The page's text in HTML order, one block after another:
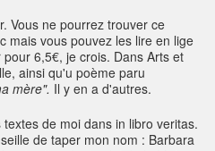
Vous ne pourrez trouver ce
mais vous pouvez les lire en lige
6,5€, je crois. Dans Arts et
ainsi qu'u poème paru
mère". Il y en a d'autres.
de moi dans in libro veritas.
de taper mon nom : Barbara